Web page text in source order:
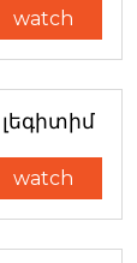
watch
watch